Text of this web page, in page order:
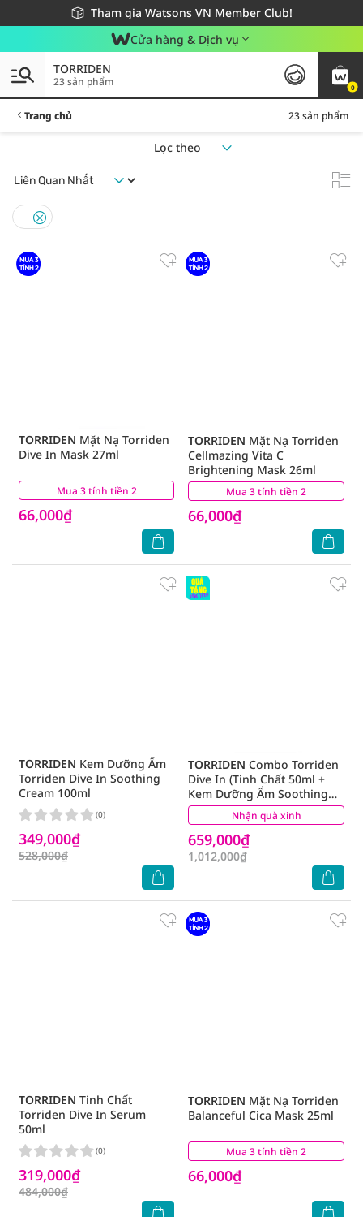
Tham gia Watsons VN Member Club!
Miễn phí giao hàng cho đơn hàng từ 249,000Đ
Giao hàng nhanh 24h - Áp dụng khu vực TP. Hồ Chí Minh
Cửa hàng & Dịch vụ
0
TORRIDEN
23 sản phẩm
Trang chủ 23 sản phẩm
Lọc theo
Mua 3 tính tiền 2
TORRIDEN Mặt Nạ Torriden
Dive In Mask 27ml
66,000₫
(0) Mua 3 tính tiền 2
TORRIDEN Mặt Nạ Torriden
Cellmazing Vita C
Brightening Mask 26ml
66,000₫
(1)
TORRIDEN Kem Dưỡng Ẩm
Torriden Dive In Soothing
Cream 100ml
349,000₫
528,000₫
(0) Nhận quà xinh
TORRIDEN Combo Torriden
Dive In (Tinh Chất 50ml +
Kem Dưỡng Ẩm Soothing
100ml)
659,000₫
1,012,000₫
(0)
TORRIDEN Tinh Chất
Torriden Dive In Serum
50ml
319,000₫
484,000₫
(0) Mua 3 tính tiền 2
TORRIDEN Mặt Nạ Torriden
Balanceful Cica Mask 25ml
66,000₫
(7)